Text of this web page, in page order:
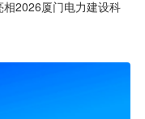
2026厦门电力建设科